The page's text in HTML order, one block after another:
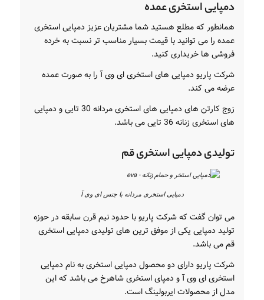
دمپایی استخری عمده
همانطور که مطلع هستید شما مشتریان عزیز دمپایی استخری
عمده را می توانید با قیمت بسیار مناسب تر نسبت به خرده
فروشی ها خریداری کنید.
شرکت پاریو دمپایی های استخری ای وی آ را به صورت عمده
عرضه می کند.
زوج کارتن های دمپایی های استخری مردانه 30 تایی و دمپایی
های استخری زنانه 36 تایی می باشد.
تولیدی دمپایی استخری قم
دمپایی استخری مردانه با جنس ای وی آ
می توان گفت که شرکت پاریو با حدود نیم قرن سابقه در حوزه
تولید دمپایی یکی از موفق ترین های تولیدی دمپایی استخری
قم می باشد.
شرکت پاریو دارای دو محصول دمپایی استخری به نام دمپایی
استخری ای وی آ و دمپای استخری شاهرخ می باشد که این
مدل از محصولات ایربولینگ است.